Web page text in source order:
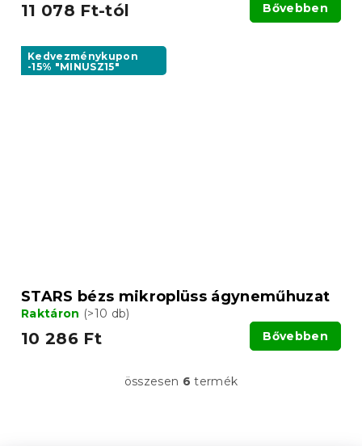
11 078 Ft-tól Bővebben
Kedvezménykupon
-15% "MINUSZ15"
STARS bézs mikroplüss ágyneműhuzat
Raktáron (>10 db)
10 286 Ft Bővebben
L
összesen 6 termék